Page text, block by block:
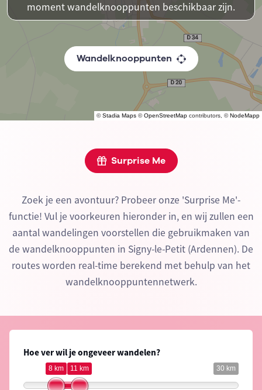
©Stadia Maps ©OpenStreetMap contributors, ©NodeMapp
moment wandelknooppunten beschikbaar zijn.
Wandelknooppunten
Surprise Me
Zoek je een avontuur? Probeer onze 'Surprise Me'-
functie! Vul je voorkeuren hieronder in, en wij zullen een
aantal wandelingen voorstellen die gebruikmaken van
de wandelknooppunten in Signy-le-Petit (Ardennen). De
routes worden real-time berekend met behulp van het
wandelknooppuntennetwerk.
Hoe ver wil je ongeveer wandelen?
30 km
8 km 11 km